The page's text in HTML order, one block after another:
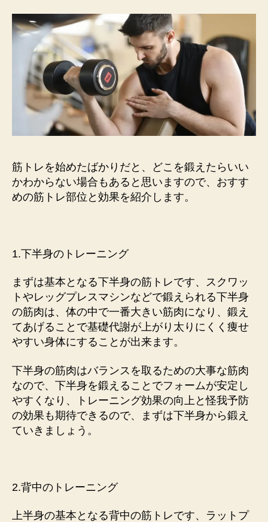
筋トレを始めたばかりだと、どこを鍛えたらいい
かわからない場合もあると思いますので、おすす
めの筋トレ部位と効果を紹介します。
1.下半身のトレーニング
まずは基本となる下半身の筋トレです、スクワッ
トやレッグプレスマシンなどで鍛えられる下半身
の筋肉は、体の中で一番大きい筋肉になり、鍛え
てあげることで基礎代謝が上がり太りにくく痩せ
やすい身体にすることが出来ます。
下半身の筋肉はバランスを取るための大事な筋肉
なので、下半身を鍛えることでフォームが安定し
やすくなり、トレーニング効果の向上と怪我予防
の効果も期待できるので、まずは下半身から鍛え
ていきましょう。
2.背中のトレーニング
上半身の基本となる背中の筋トレです、ラットプ